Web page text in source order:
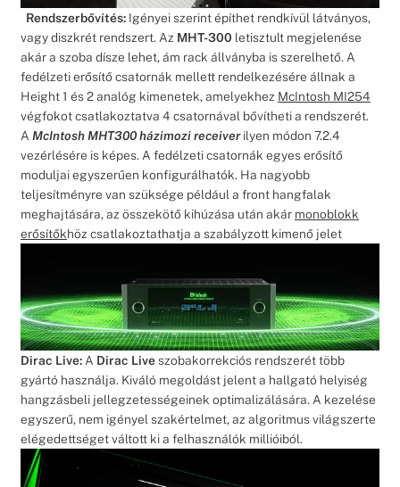
Rendszerbővítés:Igényei szerint építhet rendkívül látványos,
vagy diszkrét rendszert. Az MHT-300 letisztult megjelenése
akár a szoba dísze lehet, ám rack állványba is szerelhető. A
fedélzeti erősítő csatornák mellett rendelkezésére állnak a
Height 1 és 2 analóg kimenetek, amelyekhez McIntosh MI254
végfokot csatlakoztatva 4 csatornával bővítheti a rendszerét.
A McIntosh MHT300 házimozi receiverilyen módon 7.2.4
vezérlésére is képes. A fedélzeti csatornák egyes erősítő
moduljai egyszerűen konfigurálhatók. Ha nagyobb
teljesítményre van szüksége például a front hangfalak
meghajtására, az összekötő kihúzása után akár monoblokk
erősítőkhöz csatlakoztathatja a szabályzott kimenő jelet
Dirac Live:A Dirac Liveszobakorrekciós rendszerét több
gyártó használja. Kiváló megoldást jelent a hallgató helyiség
hangzásbeli jellegzetességeinek optimalizálására. A kezelése
egyszerű, nem igényel szakértelmet, az algoritmus világszerte
elégedettséget váltott ki a felhasználók millióiból.